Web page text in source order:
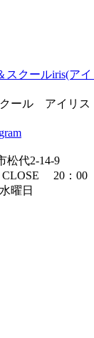
ール アイリス
松代2-14-9
20：00
曜日